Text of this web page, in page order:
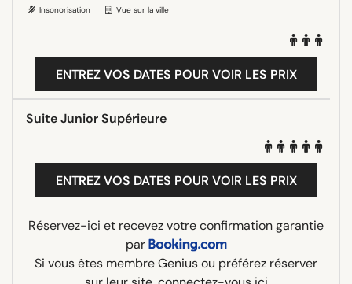
Insonorisation
Vue sur la ville
ENTREZ VOS DATES POUR VOIR LES PRIX
Suite Junior Supérieure
ENTREZ VOS DATES POUR VOIR LES PRIX
Réservez-ici et recevez votre confirmation garantie
par
Si vous êtes membre Genius ou préférez réserver